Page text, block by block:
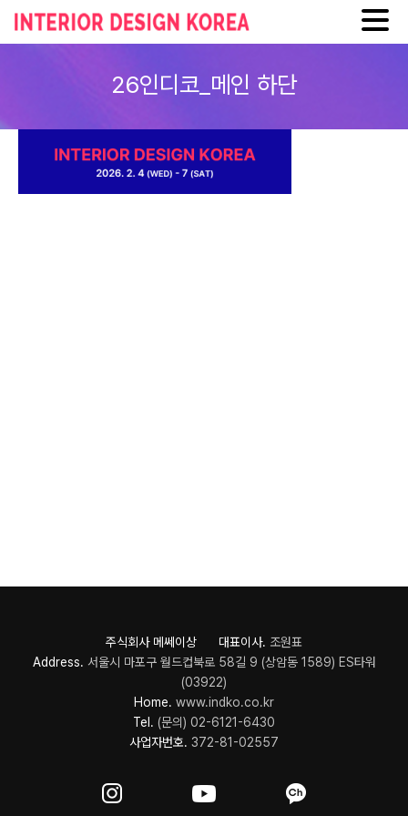
Skip
26인디코_메인 하단
주식회사 메쎄이상 대표이사. 조원표
Address. 서울시 마포구 월드컵북로 58길 9 (상암동 1589) ES타워
(03922)
Home. www.indko.co.kr
Tel. (문의) 02-6121-6430
사업자번호. 372-81-02557